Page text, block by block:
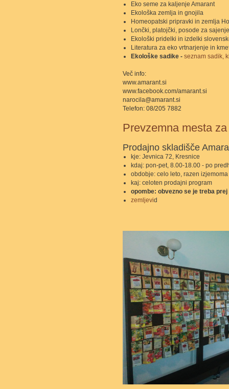
Eko seme za kaljenje Amarant
Ekološka zemlja in gnojila
Homeopatski pripravki in zemlja
Lončki, platojčki, posode za
Ekološki pridelki in izdelki
Literatura za eko vrtnarjenje in
Ekološke sadike - seznam sadik,
Več info:
www.amarant.si
www.facebook.com/amarant.si
narocila@amarant.si
Telefon: 08/205 7882
Prevzemna mesta
Prodajno skladišče
kje: Jevnica 72, Kresnice
kdaj: pon-pet, 8.00-18.00 - po
obdobje: celo leto, razen izjemoma
kaj: celoten prodajni program
opombe: obvezno se je treba
zemljevid